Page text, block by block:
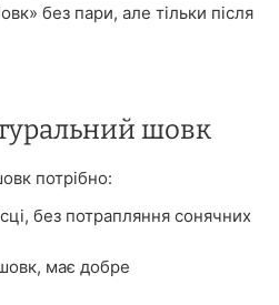
без пари, але тільки після
шовк
потрібно:
без потрапляння сонячних
має добре